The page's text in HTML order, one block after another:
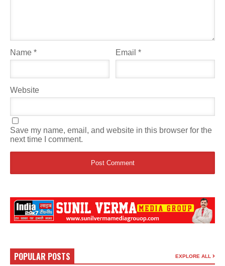
Name * Email*
Website
Save my name, email, and website in this browser for the
next time I comment.
POPULAR POSTS EXPLORE ALL